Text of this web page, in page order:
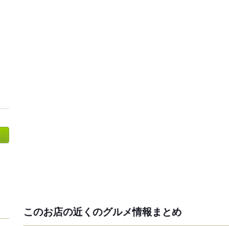
このお店の近くのグルメ情報まとめ